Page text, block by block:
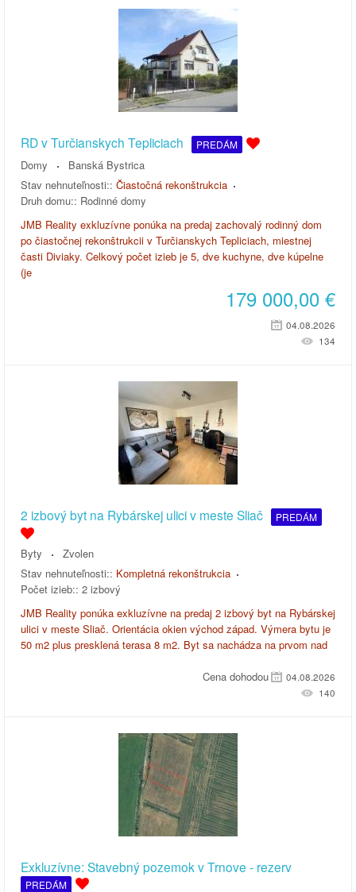
RD v Turčianskych Tepliciach PREDÁM
Domy
Banská Bystrica
Stav nehnuteľnosti:: Čiastočná rekonštrukcia
Druh domu:: Rodinné domy
JMB Reality exkluzívne ponúka na predaj zachovalý rodinný dom
po čiastočnej rekonštrukcii v Turčianskych Tepliciach, miestnej
časti Diviaky. Celkový počet izieb je 5, dve kuchyne, dve kúpelne
(je
179 000,00 €
04.08.2026
134
2 izbový byt na Rybárskej ulici v meste Sliač PREDÁM
Byty
Zvolen
Stav nehnuteľnosti:: Kompletná rekonštrukcia
Počet izieb:: 2 izbový
JMB Reality ponúka exkluzívne na predaj 2 izbový byt na Rybárskej
ulici v meste Sliač. Orientácia okien východ západ. Výmera bytu je
50 m2 plus presklená terasa 8 m2. Byt sa nachádza na prvom nad
Cena dohodou
04.08.2026
140
Exkluzívne: Stavebný pozemok v Trnove - rezerv
PREDÁM